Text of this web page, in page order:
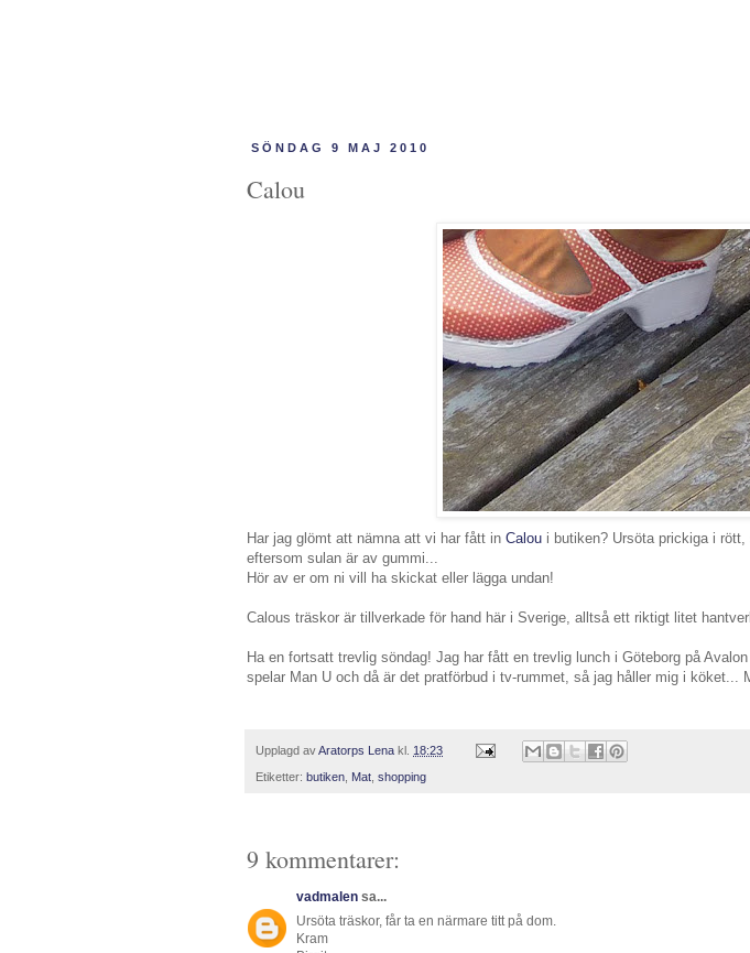
SÖNDAG 9 MAJ 2010
Calou
Har jag glömt att nämna att vi har fått in Calou i butiken? Ursöta prickiga i
eftersom sulan är av gummi...
Hör av er om ni vill ha skickat eller lägga undan!
Calous träskor är tillverkade för hand här i Sverige, alltså ett riktigt litet
Ha en fortsatt trevlig söndag! Jag har fått en trevlig lunch i Göteborg på
spelar Man U och då är det pratförbud i tv-rummet, så jag håller mig i köket...
Upplagd avAratorps Lena kl. 18:23
Etiketter: butiken Mat shopping
9 kommentarer:
vadmalen sa...
Ursöta träskor, får ta en närmare titt på dom.
Kram